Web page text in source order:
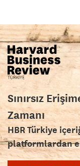
Sınırsız
Zamanı
HBR Türkiye
platformlardan